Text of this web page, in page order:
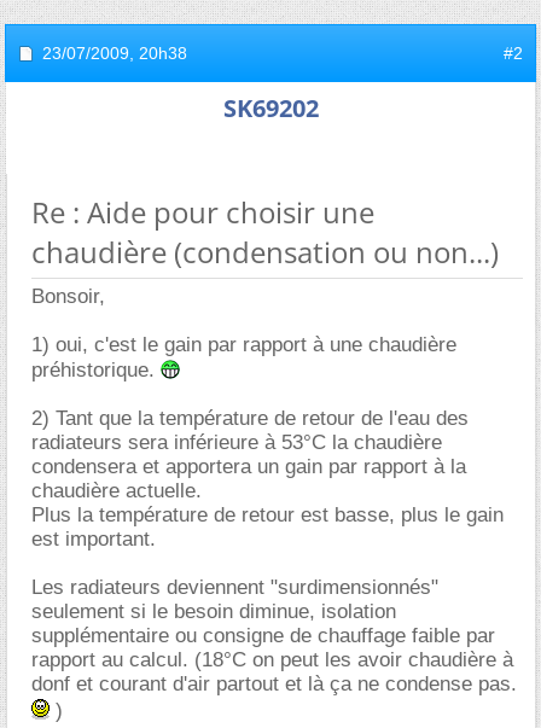
23/07/2009, 20h38 #2
SK69202
Re : Aide pour choisir une
chaudière (condensation ou non...)
Bonsoir,
1) oui, c'est le gain par rapport à une chaudière
préhistorique.
2) Tant que la température de retour de l'eau des
radiateurs sera inférieure à 53°C la chaudière
condensera et apportera un gain par rapport à la
chaudière actuelle.
Plus la température de retour est basse, plus le gain
est important.
Les radiateurs deviennent "surdimensionnés"
seulement si le besoin diminue, isolation
supplémentaire ou consigne de chauffage faible par
rapport au calcul. (18°C on peut les avoir chaudière à
donf et courant d'air partout et là ça ne condense pas.
)